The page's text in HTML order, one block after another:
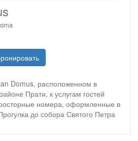
Domus, расположенном в
Прати, к услугам гостей
номера, оформленные в
до собора Святого Петра